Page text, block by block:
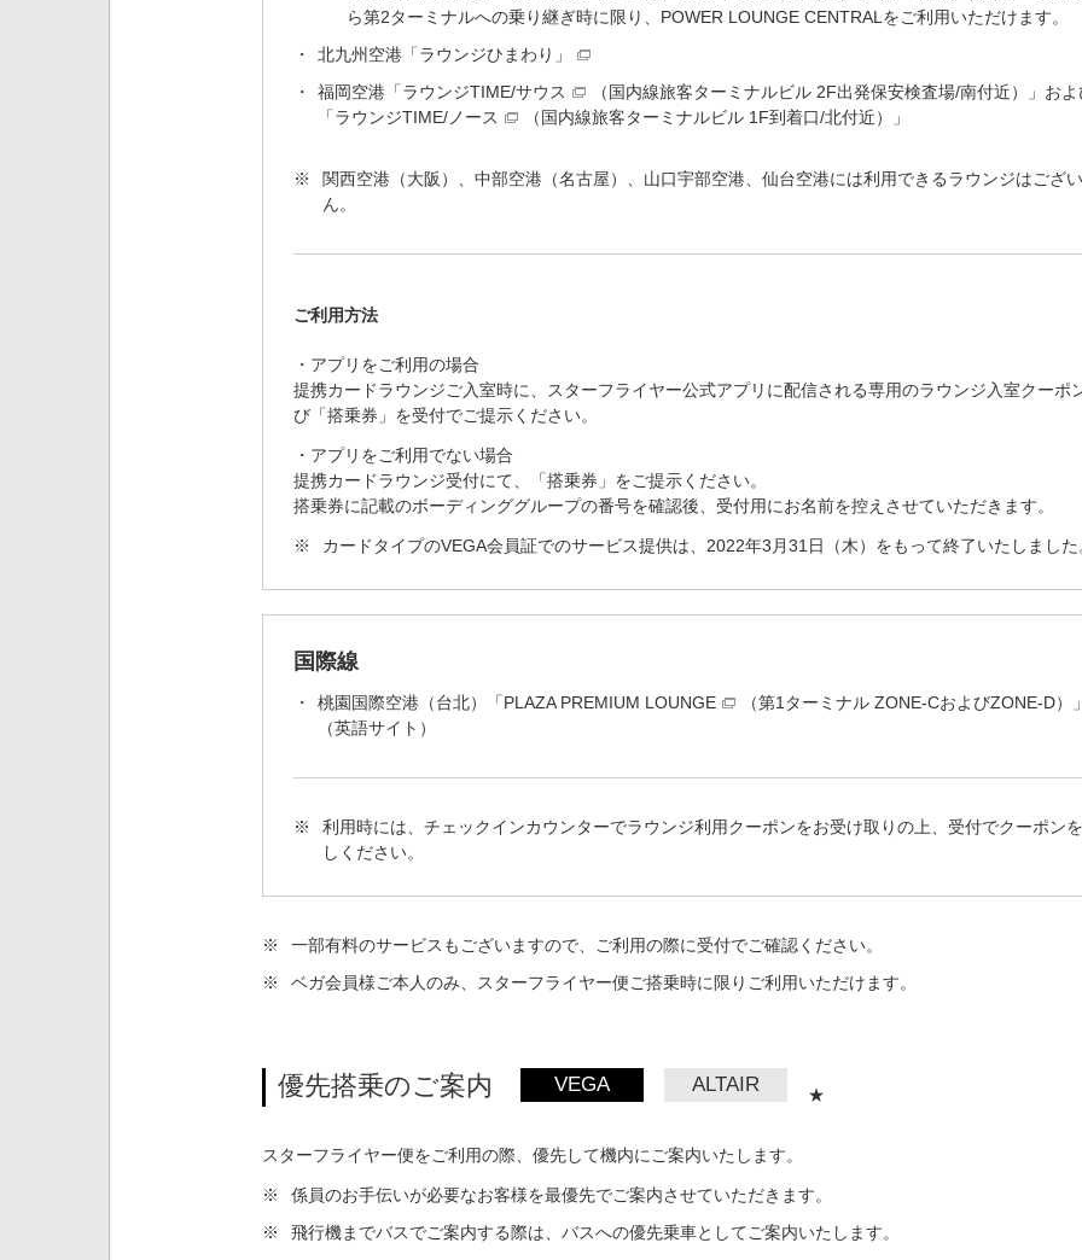
ら第2ターミナルへの乗り継ぎ時に限り、POWER LOUNGE CENTRALをご利用いただけます。
北九州空港 「ラウンジひまわり」
福岡空港「ラウンジTIME/サウス
（国内線旅客ターミナルビル 2F出発保安検査場/南付近）」およ
「ラウンジTIME/ノース （国内線旅客ターミナルビル 1F到着口/北付近）」
※
関西空港（大阪）、中部空港（名古屋）、山口宇部空港、仙台空港には利用できるラウンジはござ
ん。
ご利用方法
・アプリをご利用の場合
提携カードラウンジご入室時に、スターフライヤー公式アプリに配信される専用のラウンジ入室クーポ
び「搭乗券」を受付でご提示ください。
・アプリをご利用でない場合
提携カードラウンジ受付にて、「搭乗券」をご提示ください。
搭乗券に記載のボーディンググループの番号を確認後、受付用にお名前を控えさせていただきます。
※ カードタイプのVEGA会員証でのサービス提供は、2022年3月31日（木）をもって終了いたしました
国際線
桃園国際空港（台北）「PLAZA PREMIUM LOUNGE
（第1ターミナル ZONE-CおよびZONE-D）
（英語サイト）
※
利用時には、チェックインカウンターでラウンジ利用クーポンをお受け取りの上、受付でクーポン
しください。
※
一部有料のサービスもございますので、ご利用の際に受付でご確認ください。
※
ベガ会員様ご本人のみ、スターフライヤー便ご搭乗時に限りご利用いただけます。
優先搭乗のご案内 VEGA ALTAIR ★
スターフライヤー便をご利用の際、優先して機内にご案内いたします。
※
係員のお手伝いが必要なお客様を最優先でご案内させていただきます。
※
飛行機までバスでご案内する際は、バスへの優先乗車としてご案内いたします。